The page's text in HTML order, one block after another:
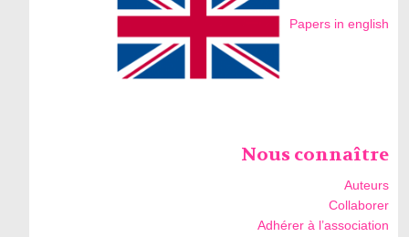
Papers in english
Nous connaître
Auteurs
Collaborer
Adhérer à l’association